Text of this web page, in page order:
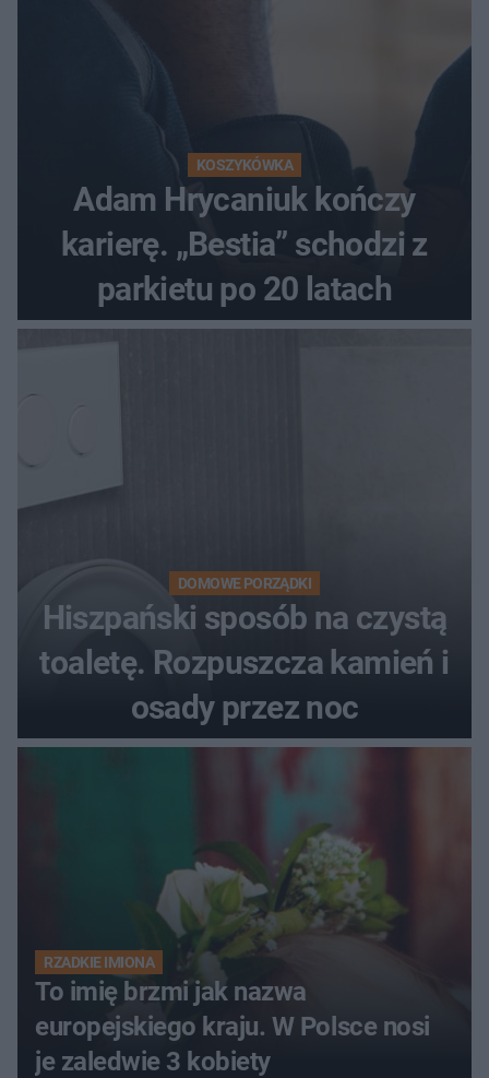
KOSZYKÓWKA
Adam Hrycaniuk kończy
karierę. „Bestia” schodzi z
parkietu po 20 latach
DOMOWE PORZĄDKI
Hiszpański sposób na czystą
toaletę. Rozpuszcza kamień i
osady przez noc
RZADKIE IMIONA
To imię brzmi jak nazwa
europejskiego kraju. W Polsce nosi
je zaledwie 3 kobiety